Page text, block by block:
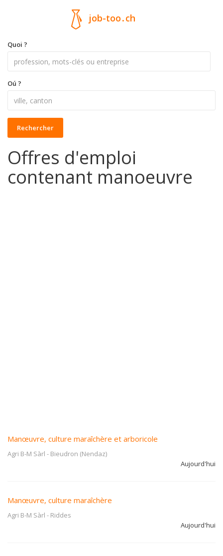
job-too.ch
Quoi ?
Oú ?
Rechercher
Offres d'emploi
contenant manoeuvre
Manœuvre, culture maraîchère et arboricole
Agri B-M Sàrl - Bieudron (Nendaz)
Aujourd'hui
Manœuvre, culture maraîchère
Agri B-M Sàrl - Riddes
Aujourd'hui